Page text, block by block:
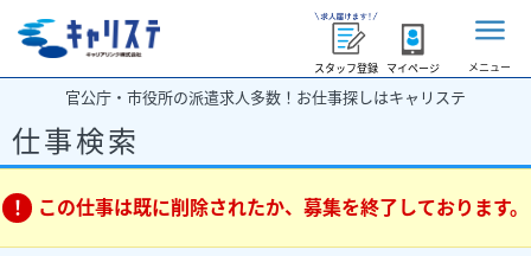
スタッフ登録 マイページ メニュー
官公庁・市役所の派遣求人多数！お仕事探しはキャリステ
仕事検索
この仕事は既に削除されたか、募集を終了しております。